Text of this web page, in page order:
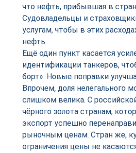
что нефть, прибывшая в
Судовладельцы и
услугам, чтобы в этих
нефть.
Ещё один пункт касается
идентификации танкеров,
борт». Новые поправки
Впрочем, доля нелегального
слишком велика. С
чёрного золота странам,
экспорт успешно
рыночным ценам. Стран же,
ограничения цены не